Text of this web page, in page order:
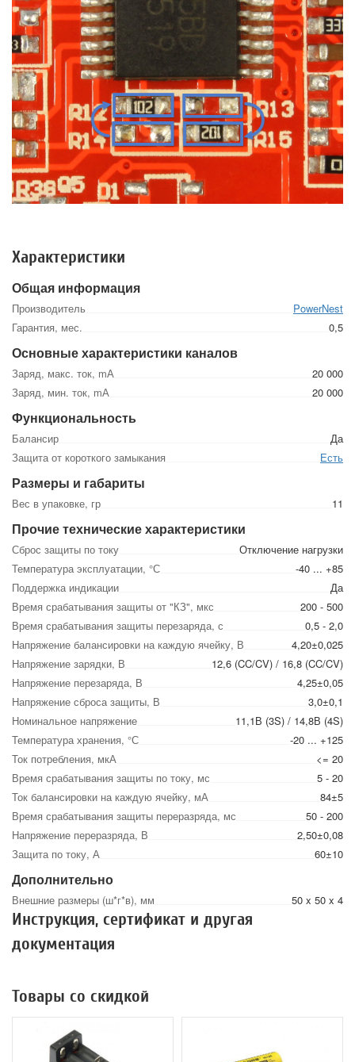
Характеристики
Общая информация
Производитель
PowerNest
Гарантия, мес.
0,5
Основные характеристики каналов
Заряд, макс. ток, mА
20 000
Заряд, мин. ток, mА
20 000
Функциональность
Балансир
Да
Защита от короткого замыкания
Есть
Размеры и габариты
Вес в упаковке, гр 11
Прочие технические характеристики
Сброс защиты по току
Отключение нагрузки
Температура эксплуатации, °С
-40 ... +85
Поддержка индикации
Да
Время срабатывания защиты от "КЗ", мкс
200 - 500
Время срабатывания защиты перезаряда, с
0,5 - 2,0
Напряжение балансировки на каждую ячейку, В
4,20±0,025
Напряжение зарядки, В
12,6 (CC/CV) / 16,8 (CC/CV)
Напряжение перезаряда, В
4,25±0,05
Напряжение сброса защиты, В
3,0±0,1
Номинальное напряжение
11,1В (3S) / 14,8В (4S)
Температура хранения, °С
-20 ... +125
Ток потребления, мкА
<= 20
Время срабатывания защиты по току, мс
5 - 20
Ток балансировки на каждую ячейку, мА
84±5
Время срабатывания защиты переразряда, мс
50 - 200
Напряжение переразряда, В
2,50±0,08
Защита по току, А
60±10
Дополнительно
Внешние размеры (ш*г*в), мм 50 x 50 x 4
Инструкция, сертификат и другая
документация
Товары со скидкой